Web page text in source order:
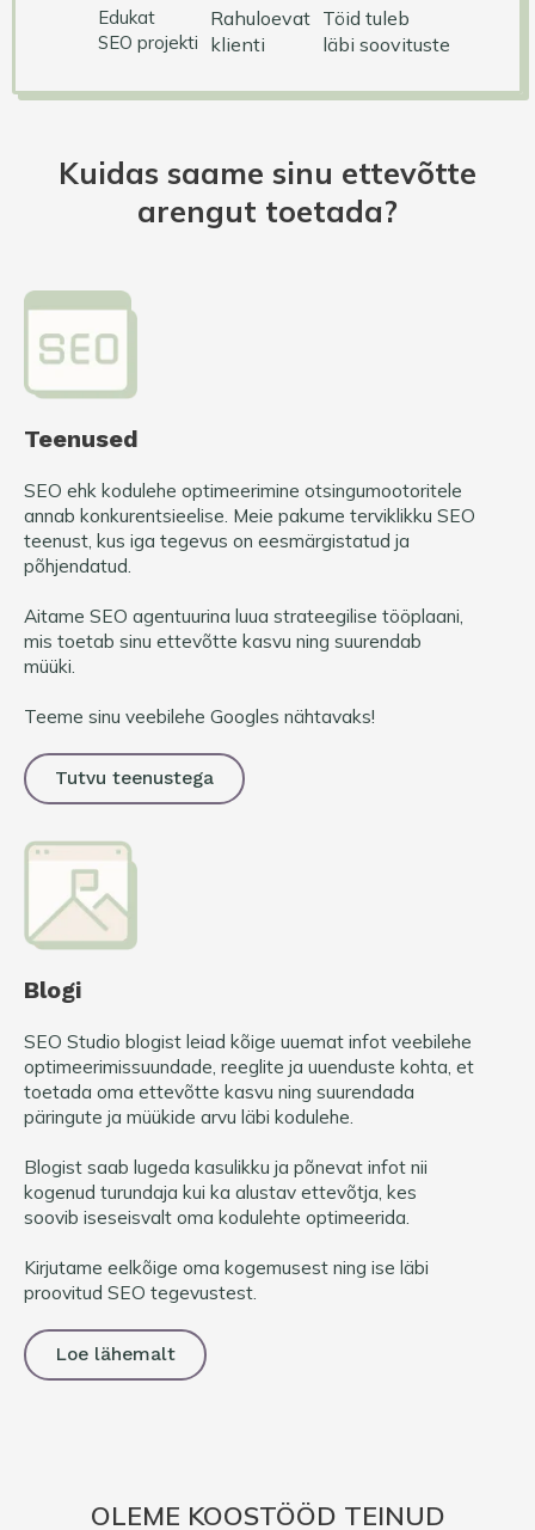
Edukat
SEO projekti
Rahuloevat
klienti
Töid tuleb
läbi soovituste
Kuidas saame sinu ettevõtte
arengut toetada?
Teenused
SEO ehk kodulehe optimeerimine otsingumootoritele
annab konkurentsieelise. Meie pakume terviklikku SEO
teenust, kus iga tegevus on eesmärgistatud ja
põhjendatud.
Aitame SEO agentuurina luua strateegilise tööplaani,
mis toetab sinu ettevõtte kasvu ning suurendab
müüki.
Teeme sinu veebilehe Googles nähtavaks!
Tutvu teenustega
Blogi
SEO Studio blogist leiad kõige uuemat infot veebilehe
optimeerimissuundade, reeglite ja uuenduste kohta, et
toetada oma ettevõtte kasvu ning suurendada
päringute ja müükide arvu läbi kodulehe.
Blogist saab lugeda kasulikku ja põnevat infot nii
kogenud turundaja kui ka alustav ettevõtja, kes
soovib iseseisvalt oma kodulehte optimeerida.
Kirjutame eelkõige oma kogemusest ning ise läbi
proovitud SEO tegevustest.
Loe lähemalt
OLEME KOOSTÖÖD TEINUD